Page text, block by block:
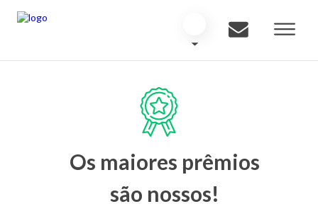
Os maiores prêmios
são nossos!